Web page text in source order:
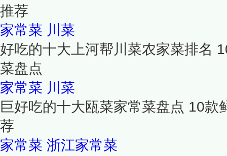
推荐
家常菜 川菜
好吃的十大上河帮川菜农家菜排名
菜盘点
家常菜 川菜
巨好吃的十大瓯菜家常菜盘点 10款
荐
家常菜 浙江家常菜